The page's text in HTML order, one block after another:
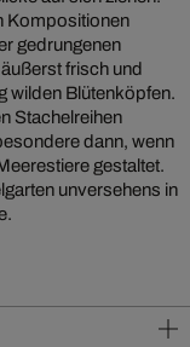
Kompositionen
gedrungenen
frisch und
wilden Blütenköpfen.
Stachelreihen
dann, wenn
gestaltet.
unversehens in